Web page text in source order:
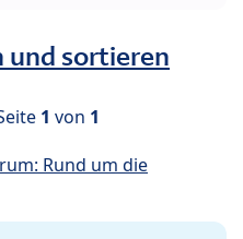
sortieren
1 von 1
Rund um die